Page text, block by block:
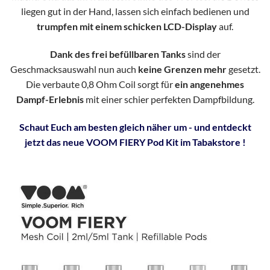
liegen gut in der Hand, lassen sich einfach bedienen und
trumpfen mit einem schicken LCD-Displayauf.
Dank des frei befüllbaren Tankssind der
Geschmacksauswahl nun auch keine Grenzen mehrgesetzt.
Die verbaute 0,8 Ohm Coil sorgt fürein angenehmes
Dampf-Erlebnismit einer schier perfekten Dampfbildung.
Schaut Euch am besten gleich näher um - und entdeckt
jetzt das neue VOOM FIERY Pod Kit im Tabakstore !